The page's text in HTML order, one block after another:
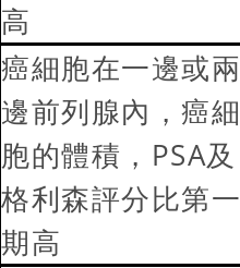
高
癌細胞在一邊或兩
邊前列腺內，癌細
胞的體積，PSA及
格利森評分比第一
期高